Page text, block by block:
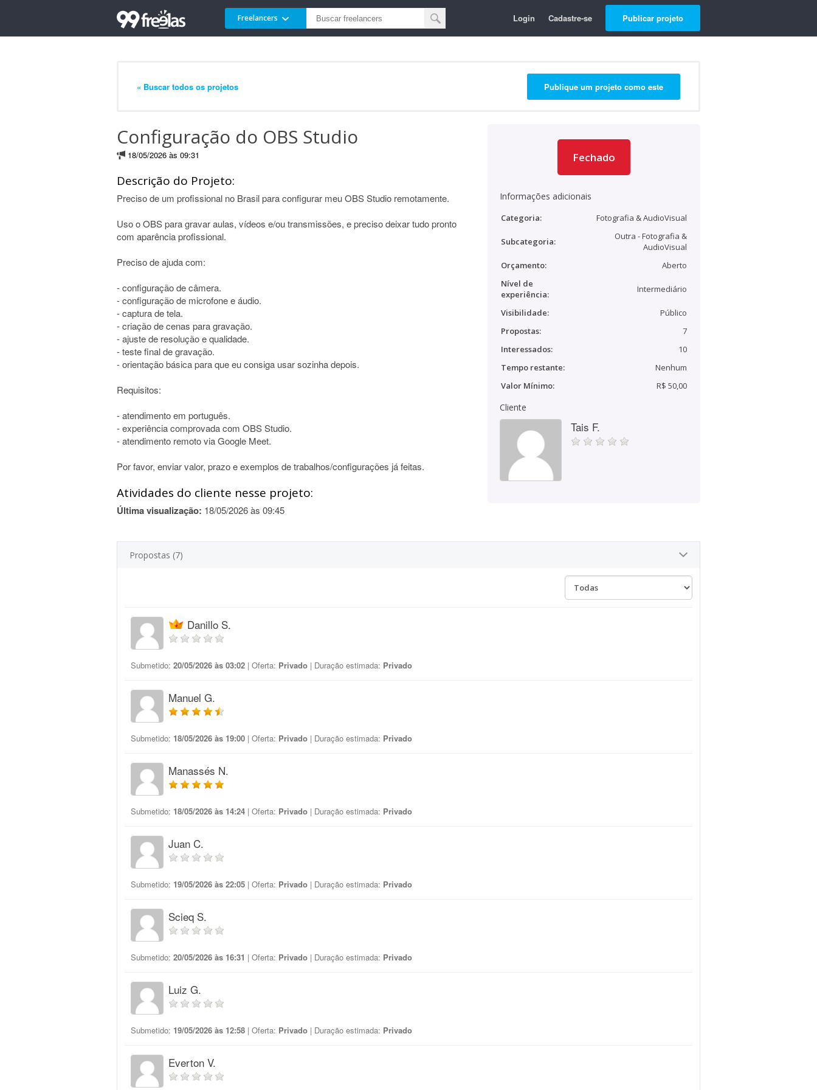
Freelancers Login Cadastre-se Publicar projeto
« Buscar todos os projetos Publique um projeto como este
Configuração do OBS Studio
18/05/2026 às 09:31
Descrição do Projeto:
Preciso de um profissional no Brasil para configurar meu OBS Studio remotamente.
Uso o OBS para gravar aulas, vídeos e/ou transmissões, e preciso deixar tudo pronto
com aparência profissional.
Preciso de ajuda com:
- configuração de câmera.
- configuração de microfone e áudio.
- captura de tela.
- criação de cenas para gravação.
- ajuste de resolução e qualidade.
- teste final de gravação.
- orientação básica para que eu consiga usar sozinha depois.
Requisitos:
- atendimento em português.
- experiência comprovada com OBS Studio.
- atendimento remoto via Google Meet.
Por favor, enviar valor, prazo e exemplos de trabalhos/configurações já feitas.
Atividades do cliente nesse projeto:
Última visualização: 18/05/2026 às 09:45
Fechado
Informações adicionais
Categoria: Fotografia & AudioVisual
Subcategoria:
Outra - Fotografia &
AudioVisual
Orçamento:
Aberto
Nível de
experiência:
Intermediário
Visibilidade:
Público
Propostas:
7
Interessados:
10
Tempo restante:
Nenhum
Valor Mínimo:
R$ 50,00
Cliente
Tais F.
Propostas (7)
Danillo S.
Submetido: 20/05/2026 às 03:02 | Oferta: Privado | Duração estimada: Privado
Manuel G.
Submetido: 18/05/2026 às 19:00 | Oferta: Privado | Duração estimada: Privado
Manassés N.
Submetido: 18/05/2026 às 14:24 | Oferta: Privado | Duração estimada: Privado
Juan C.
Submetido: 19/05/2026 às 22:05 | Oferta: Privado | Duração estimada: Privado
Scieq S.
Submetido: 20/05/2026 às 16:31 | Oferta: Privado | Duração estimada: Privado
Luiz G.
Submetido: 19/05/2026 às 12:58 | Oferta: Privado | Duração estimada: Privado
Everton V.